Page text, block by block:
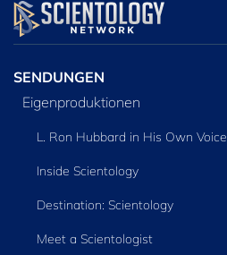
ANSEHEN
SENDUNGEN
Eigenproduktionen
L. Ron Hubbard in His Own Voice
Inside Scientology
Destination: Scientology
Meet a Scientologist